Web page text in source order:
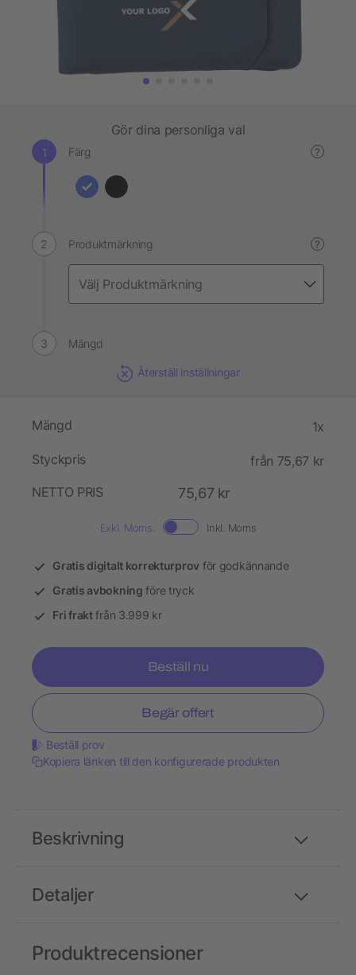
Gör dina personliga val
Färg ?
Produktmärkning ?
Mängd
Återställ inställningar
Mängd 1x
Styckpris
från 75,67 kr
NETTO PRIS
75,67 kr
Exkl. Moms. Inkl. Moms
Gratis digitalt korrekturprov för godkännande
Gratis avbokning före tryck
Fri fraktfrån 3.999 kr
Beställ nu
Begär offert
Beställ prov
Kopiera länken till den konfigurerade produkten
Detaljer
Beskrivning
Produktrecensioner